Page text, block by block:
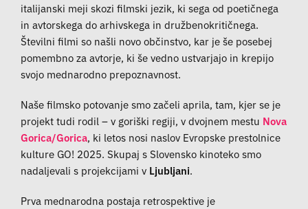
italijanski meji skozi filmski jezik, ki sega od poetičnega
in avtorskega do arhivskega in družbenokritičnega.
Številni filmi so našli novo občinstvo, kar je še posebej
pomembno za avtorje, ki še vedno ustvarjajo in krepijo
svojo mednarodno prepoznavnost.
Naše filmsko potovanje smo začeli aprila, tam, kjer se je
projekt tudi rodil – v goriški regiji, v dvojnem mestu Nova
Gorica/Gorica, ki letos nosi naslov Evropske prestolnice
kulture GO! 2025. Skupaj s Slovensko kinoteko smo
nadaljevali s projekcijami v Ljubljani.
Prva mednarodna postaja retrospektive je